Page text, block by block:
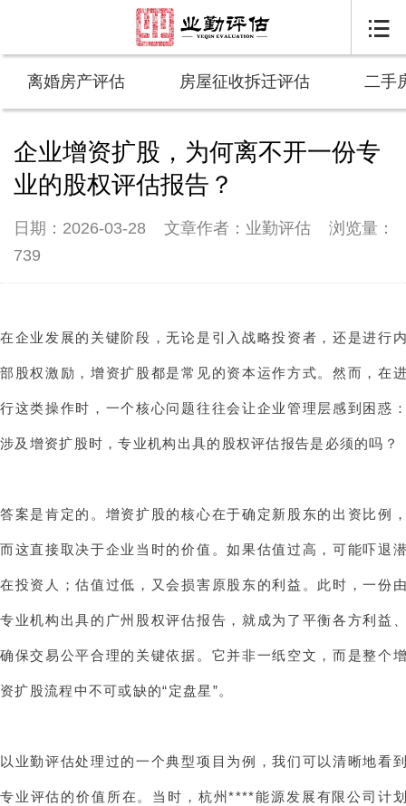

离婚房产评估 房屋征收拆迁评估 二手
企业增资扩股，为何离不开一份专
业的股权评估报告？
日期：2026-03-28 文章作者：业勤评估
浏览量：
739
在企业发展的关键阶段，无论是引入战略投资者，还是进行
部股权激励，增资扩股都是常见的资本运作方式。然而，在
行这类操作时，一个核心问题往往会让企业管理层感到困惑
涉及增资扩股时，专业机构出具的股权评估报告是必须的吗？
答案是肯定的。增资扩股的核心在于确定新股东的出资比例
而这直接取决于企业当时的价值。如果估值过高，可能吓退
在投资人；估值过低，又会损害原股东的利益。此时，一份
专业机构出具的广州股权评估报告，就成为了平衡各方利益
确保交易公平合理的关键依据。它并非一纸空文，而是整个
资扩股流程中不可或缺的“定盘星”。
以业勤评估处理过的一个典型项目为例，我们可以清晰地看
专业评估的价值所在。当时，杭州****能源发展有限公司计